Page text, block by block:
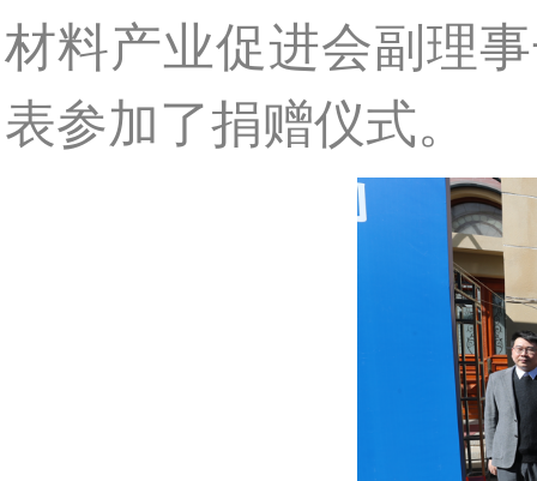
材料产业促进会副理
表参加了捐赠仪式。